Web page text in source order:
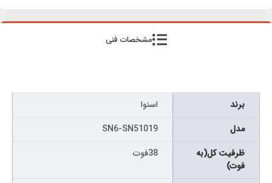
مشخصات فنی
برند
اسنوا
مدل
SN6-SN51019
ظرفیت کل(به
فوت)
38فوت